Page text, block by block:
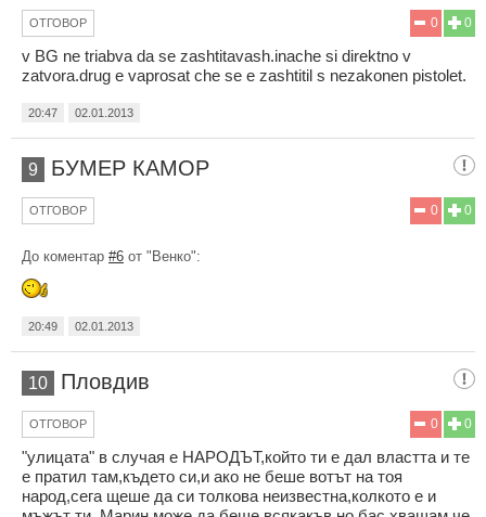
0
0
ОТГОВОР
v BG ne triabva da se zashtitavash.inache si direktno v
zatvora.drug e vaprosat che se e zashtitil s nezakonen pistolet.
20:47 02.01.2013
9 БУМЕР КАМОР
0
0
ОТГОВОР
До коментар #6 от "Венко":
20:49 02.01.2013
10 Пловдив
0
0
ОТГОВОР
"улицата" в случая е НАРОДЪТ,който ти е дал властта и те
е пратил там,където си,и ако не беше вотът на тоя
народ,сега щеше да си толкова неизвестна,колкото е и